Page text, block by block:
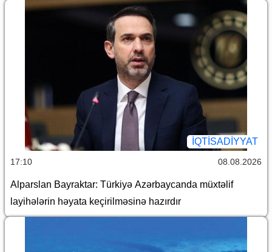
İQTİSADİYYAT
17:10 08.08.2026
Alparslan Bayraktar: Türkiyə Azərbaycanda müxtəlif
layihələrin həyata keçirilməsinə hazırdır